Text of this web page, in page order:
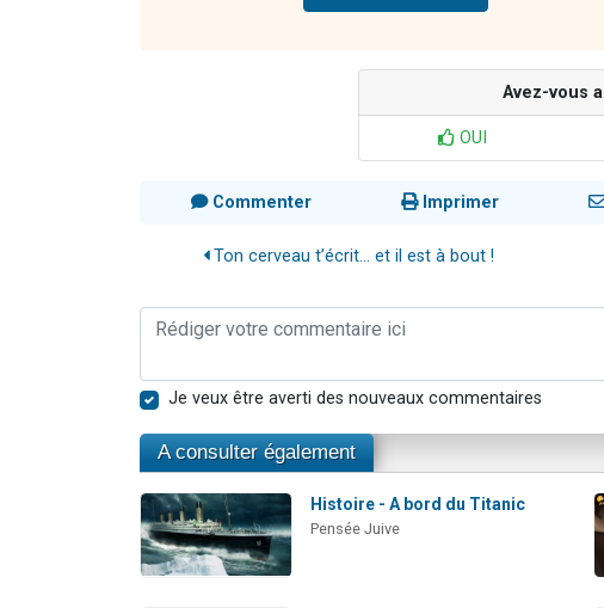
Avez-vous
OUI
Commenter Imprimer
Ton cerveau t’écrit... et il est à bout !
Je veux être averti des nouveaux commentaires
A consulter également
Histoire - A bord du Titanic
Pensée Juive